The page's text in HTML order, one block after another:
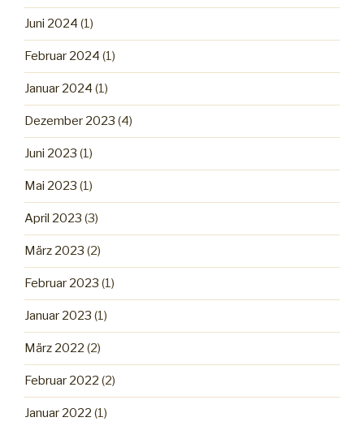
Juni 2024 (1)
Februar 2024 (1)
Januar 2024 (1)
Dezember 2023 (4)
Juni 2023 (1)
Mai 2023 (1)
April 2023 (3)
März 2023 (2)
Februar 2023 (1)
Januar 2023 (1)
März 2022 (2)
Februar 2022 (2)
Januar 2022 (1)